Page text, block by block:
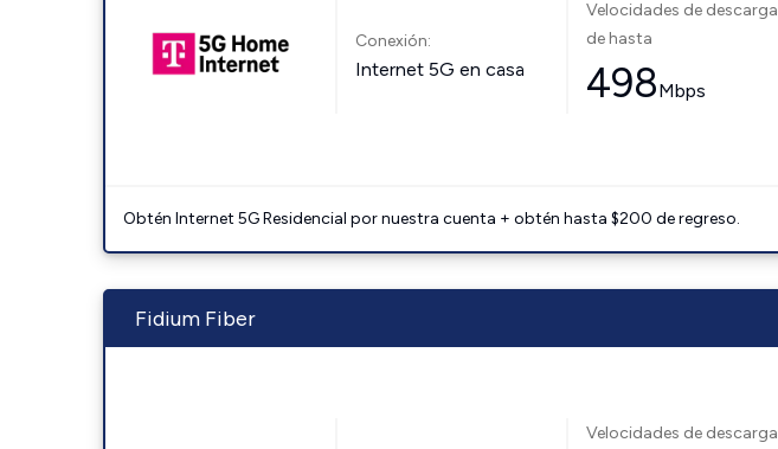
Conexión:
Internet 5G en casa
Velocidades de descarga
de hasta
498Mbps
Obtén Internet 5G Residencial por nuestra cuenta + obtén hasta $200 de regreso.
Fidium Fiber
Velocidades de descarga